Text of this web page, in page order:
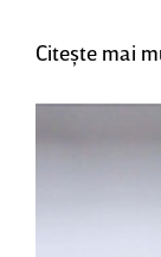
Citește mai